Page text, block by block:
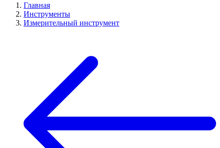
Главная
Инструменты
Измерительный инструмент